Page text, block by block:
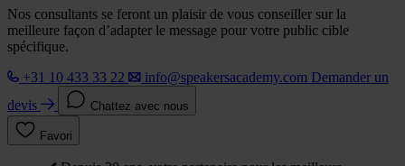
Nos consultants se feront un plaisir de vous conseiller sur la
meilleure façon d’adapter le message pour votre public cible
spécifique.
+31 10 433 33 22
info@speakersacademy.com Demander un
devis
Chattez avec nous
Favori